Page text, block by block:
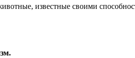
известные своими